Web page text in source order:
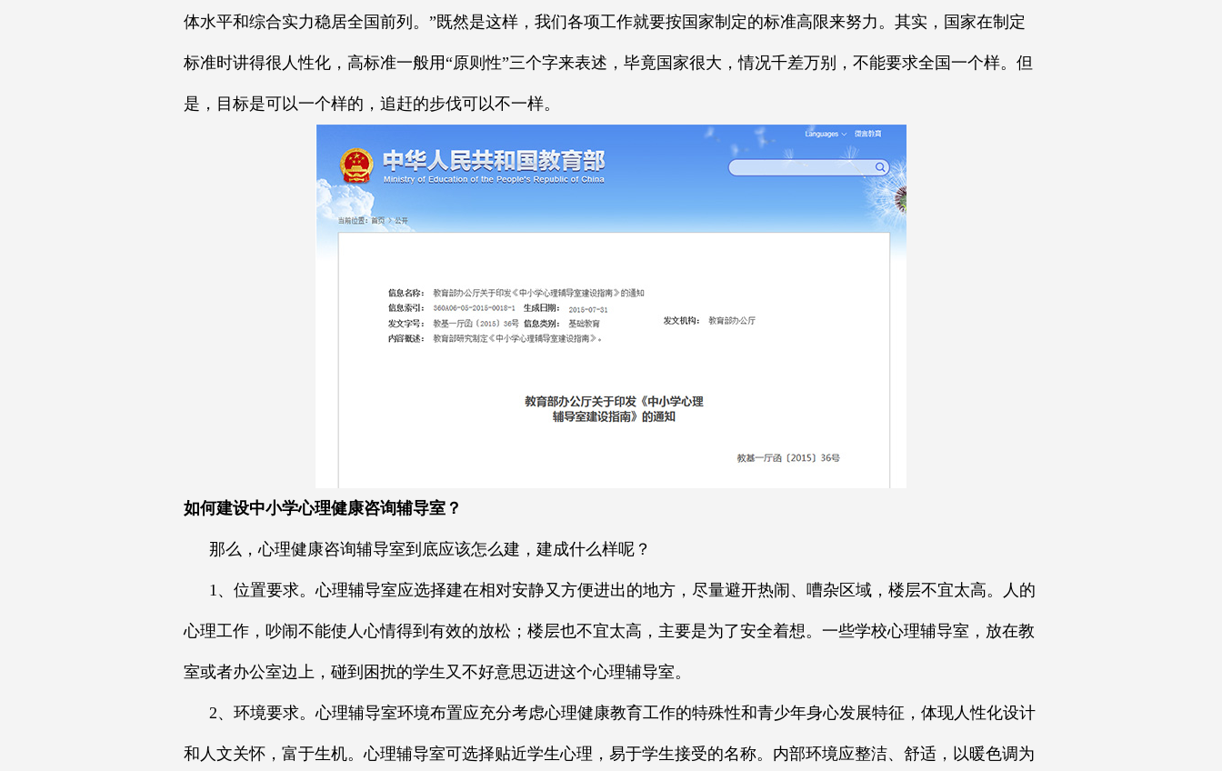
体水平和综合实力稳居全国前列。”既然是这样，我们各项工作就要按国家制定的标准高限来努力。其实，国家在制定
标准时讲得很人性化，高标准一般用“原则性”三个字来表述，毕竟国家很大，情况千差万别，不能要求全国一个样。但
是，目标是可以一个样的，追赶的步伐可以不一样。
如何建设中小学心理健康咨询辅导室？
那么，心理健康咨询辅导室到底应该怎么建，建成什么样呢？
1、位置要求。心理辅导室应选择建在相对安静又方便进出的地方，尽量避开热闹、嘈杂区域，楼层不宜太高。人的
心理工作，吵闹不能使人心情得到有效的放松；楼层也不宜太高，主要是为了安全着想。一些学校心理辅导室，放在教
室或者办公室边上，碰到困扰的学生又不好意思迈进这个心理辅导室。
2、环境要求。心理辅导室环境布置应充分考虑心理健康教育工作的特殊性和青少年身心发展特征，体现人性化设计
和人文关怀，富于生机。心理辅导室可选择贴近学生心理，易于学生接受的名称。内部环境应整洁、舒适，以暖色调为